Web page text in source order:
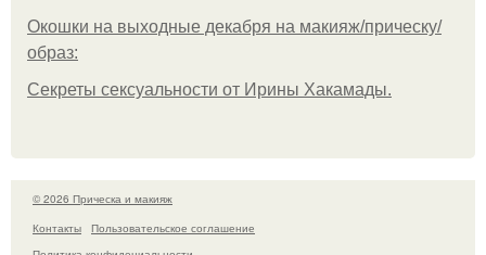
Окошки на выходные декабря на макияж/прическу/
образ:
Секреты сексуальности от Ирины Хакамады.
© 2026 Прическа и макияж
Контакты
Пользовательское соглашение